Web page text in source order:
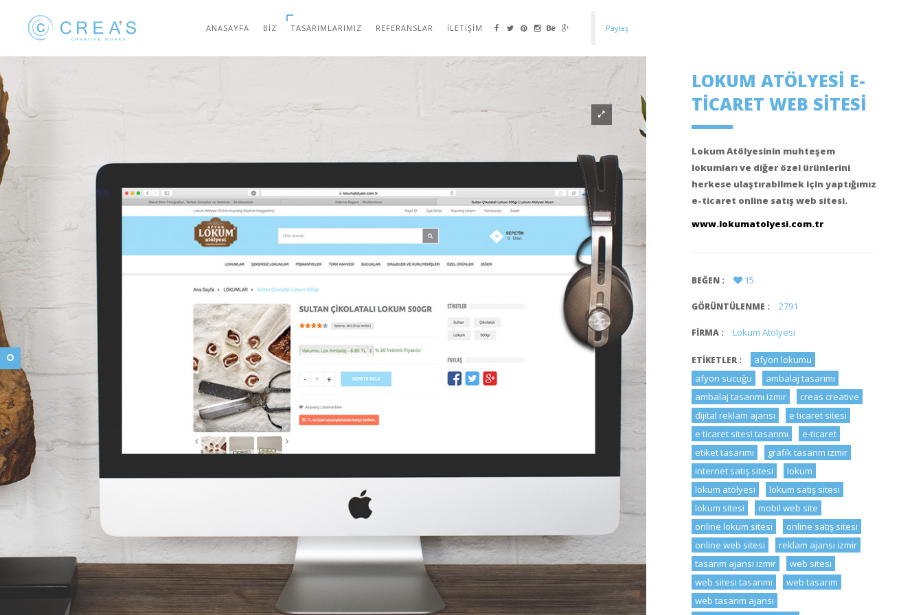
ANASAYFA BIZ TASARIMLARIMIZ REFERANSLAR İLETIŞIM Paylaş
LOKUM ATÖLYESI E-
TICARET WEB SITESI
Lokum Atölyesinin muhteşem
lokumları ve diğer özel ürünlerini
herkese ulaştırabilmek için yaptığımız
e-ticaret online satış web sitesi.
www.lokumatolyesi.com.tr
BEĞEN : 15
GÖRÜNTÜLENME : 2791
FIRMA : Lokum Atölyesi
ETIKETLER :
afyon lokumu
afyon sucuğu
ambalaj tasarımı
ambalaj tasarımı izmir
creas creative
dijital reklam ajansı
e ticaret sitesi
e ticaret sitesi tasarımı
e-ticaret
etiket tasarımı
grafik tasarım izmir
internet satış sitesi
lokum
lokum atölyesi
lokum satış sitesi
lokum sitesi
mobil web site
online lokum sitesi
online satış sitesi
online web sitesi
reklam ajansı izmir
tasarım ajansı izmir
web sitesi
web sitesi tasarımı
web tasarım
web tasarım ajansı